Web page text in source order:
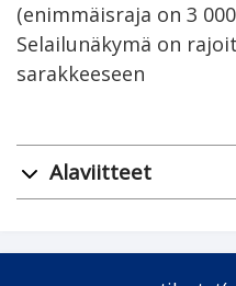
(enimmäisraja on 3
Selailunäkymä on
sarakkeeseen
Alaviitteet